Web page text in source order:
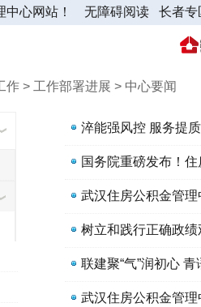
中心网站！ 无障碍阅读 长者专
作 > 工作部署进展 > 中心要闻
国务院重磅发布！
武汉住房公积金管
树立和践行正确政
武汉住房公积金管